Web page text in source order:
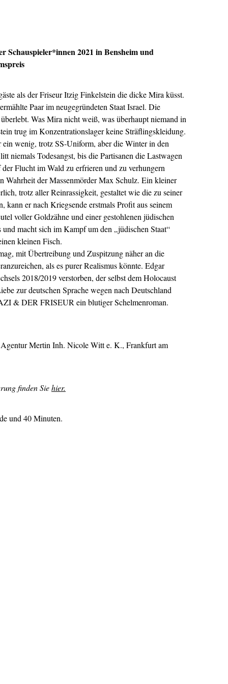
Schauspieler*innen 2021 in Bensheim und
als der Friseur Itzig Finkelstein die dicke Mira küsst.
Paar im neugegründeten Staat Israel. Die
Was Mira nicht weiß, was überhaupt niemand in
trug im Konzentrationslager keine Sträflingskleidung.
wenig, trotz SS-Uniform, aber die Winter in den
niemals Todesangst, bis die Partisanen die Lastwagen
Flucht im Wald zu erfrieren und zu verhungern
Wahrheit der Massenmörder Max Schulz. Ein kleiner
trotz aller Reinrassigkeit, gestaltet wie die zu seiner
kann er nach Kriegsende erstmals Profit aus seinem
voller Goldzähne und einer gestohlenen jüdischen
und macht sich im Kampf um den „jüdischen Staat“
kleinen Fisch.
mit Übertreibung und Zuspitzung näher an die
als es purer Realismus könnte. Edgar
2018/2019 verstorben, der selbst dem Holocaust
zur deutschen Sprache wegen nach Deutschland
& DER FRISEUR ein blutiger Schelmenroman.
Mertin Inh. Nicole Witt e. K., Frankfurt am
finden Siehier.
und 40 Minuten.